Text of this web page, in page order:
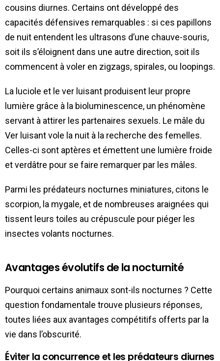
cousins diurnes. Certains ont développé des
capacités défensives remarquables : si ces papillons
de nuit entendent les ultrasons d’une chauve-souris,
soit ils s’éloignent dans une autre direction, soit ils
commencent à voler en zigzags, spirales, ou loopings.
La luciole et le ver luisant produisent leur propre
lumière grâce à la bioluminescence, un phénomène
servant à attirer les partenaires sexuels. Le mâle du
Ver luisant vole la nuit à la recherche des femelles.
Celles-ci sont aptères et émettent une lumière froide
et verdâtre pour se faire remarquer par les mâles.
Parmi les prédateurs nocturnes miniatures, citons le
scorpion, la mygale, et de nombreuses araignées qui
tissent leurs toiles au crépuscule pour piéger les
insectes volants nocturnes.
Avantages évolutifs de la nocturnité
Pourquoi certains animaux sont-ils nocturnes ? Cette
question fondamentale trouve plusieurs réponses,
toutes liées aux avantages compétitifs offerts par la
vie dans l’obscurité.
Éviter la concurrence et les prédateurs diurnes